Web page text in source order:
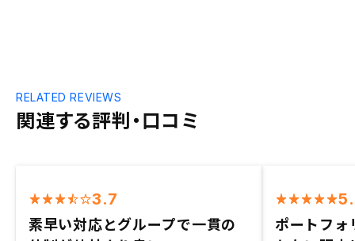
関連する評判・口コミ
RELATED REVIEWS
3.7
素早い対応とグループで一貫の
ポートフォ